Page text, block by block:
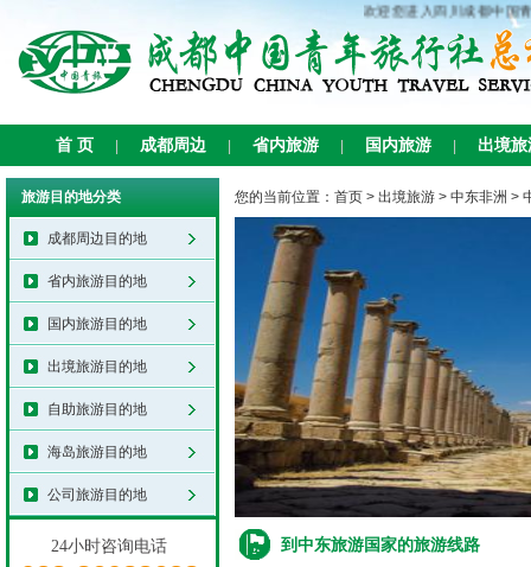
欢迎您进入四川成都中国青
首 页 成都周边 省内旅游 国内旅游 出境旅
旅游目的地分类
成都周边目的地
省内旅游目的地
国内旅游目的地
出境旅游目的地
自助旅游目的地
海岛旅游目的地
公司旅游目的地
24小时咨询电话
您的当前位置： 首页 > 出境旅游 > 中东非洲 >
到中东旅游国家的旅游线路